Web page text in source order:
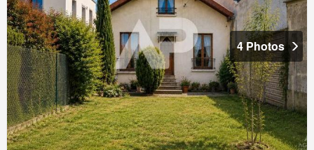
4 Photos